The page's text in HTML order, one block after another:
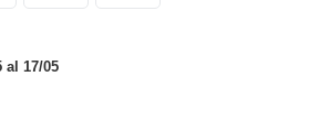
al 17/05